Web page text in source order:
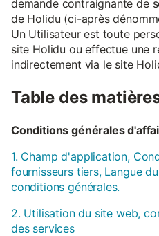
demande contraignante de
de Holidu (ci-après
Un Utilisateur est toute
site Holidu ou effectue une
indirectement via le site
Table des
Conditions générales
1. Champ d'application,
fournisseurs tiers, Langue
conditions générales.
2. Utilisation du site web,
des services